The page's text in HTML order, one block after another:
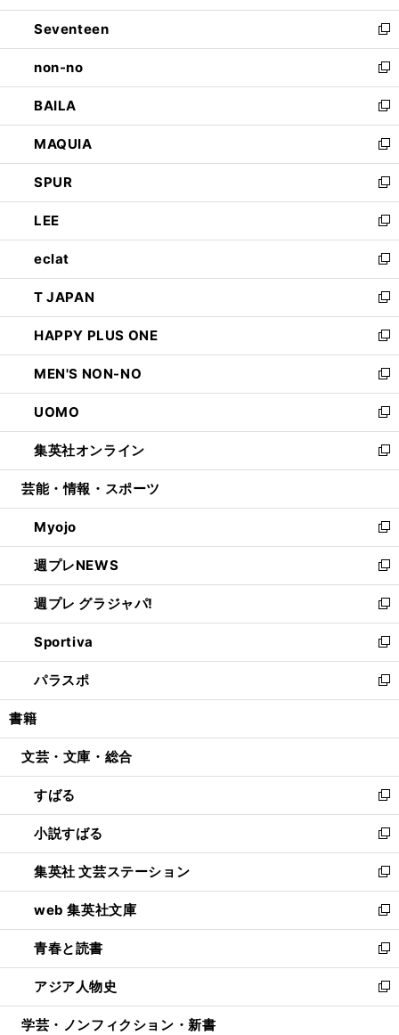
開
く
ウ
で
開
く
ン
ド
ウ
で
開
く
Seventeen
新
し
い
ウ
ィ
ン
ド
ウ
で
開
く
non-no
新
し
い
ウ
ィ
ン
ド
ウ
で
開
く
BAILA
新
し
い
ウ
ィ
ン
ド
ウ
で
開
く
MAQUIA
新
し
い
ウ
ィ
ン
ド
ウ
で
開
く
SPUR
新
し
い
ウ
ィ
ン
ド
ウ
で
開
く
LEE
新
し
い
ウ
ィ
ン
ド
ウ
で
開
く
eclat
新
し
い
ウ
ィ
ン
ド
ウ
で
開
く
T JAPAN
新
し
い
ウ
ィ
ン
ド
ウ
で
開
HAPPY PLUS ONE
新
し
い
ウ
ィ
ン
ド
ウ
開
く
MEN'S NON-NO
新
し
い
ウ
ィ
ン
ウ
で
開
く
UOMO
新
し
い
ウ
ン
ド
ウ
で
開
く
集英社オンライン
新
し
ウ
ィ
ン
ド
ウ
で
開
く
芸能・情報・スポーツ
Myojo
新
し
い
ウ
ィ
ン
ド
ウ
で
開
週プレNEWS
新
し
い
ウ
ィ
ン
ド
ウ
開
週プレ グラジャパ!
新
し
い
ウ
ィ
ン
ウ
開
く
Sportiva
新
し
い
ウ
ン
ウ
で
開
く
パラスポ
新
し
ウ
ン
ド
ウ
で
開
く
書籍
文芸・文庫・総合
すばる
新
し
い
ウ
ィ
ン
ド
ウ
で
開
く
小説すばる
新
し
い
ウ
ィ
ン
ド
ウ
で
開
集英社 文芸ステーション
新
し
い
ウ
ィ
ン
ド
ウ
web 集英社文庫
新
し
い
ウ
ィ
ン
青春と読書
新
し
い
ウ
アジア人物史
新
し
学芸・ノンフィクション・新書